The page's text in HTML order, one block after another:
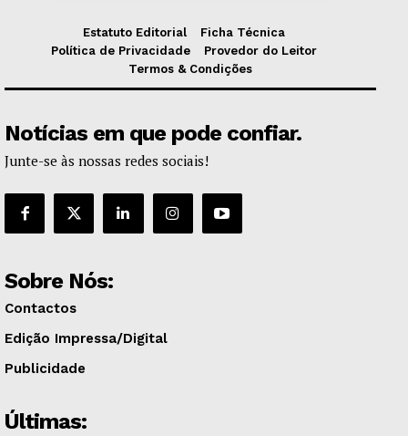
Estatuto Editorial
Ficha Técnica
Política de Privacidade
Provedor do Leitor
Termos & Condições
Notícias em que pode confiar.
Junte-se às nossas redes sociais!
Sobre Nós:
Contactos
Edição Impressa/Digital
Publicidade
Últimas: